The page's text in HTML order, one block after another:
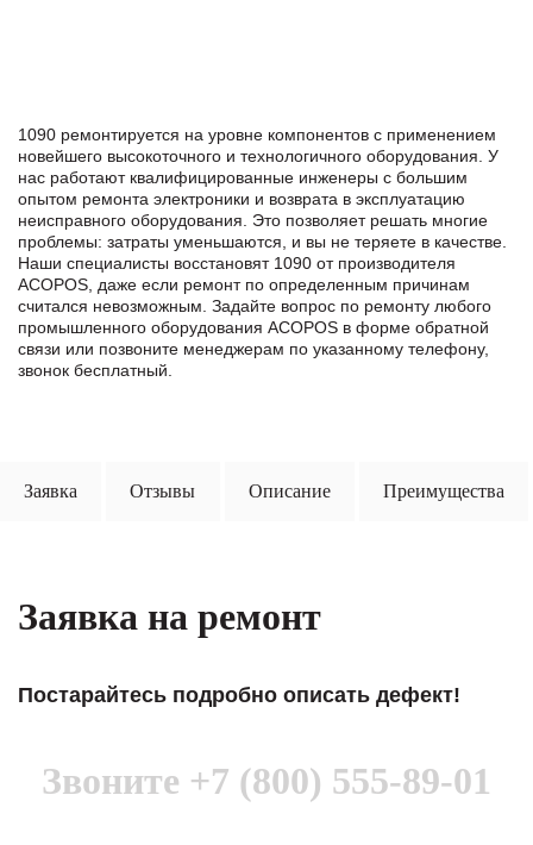
1090 ремонтируется на уровне компонентов с применением
новейшего высокоточного и технологичного оборудования. У
нас работают квалифицированные инженеры с большим
опытом ремонта электроники и возврата в эксплуатацию
неисправного оборудования. Это позволяет решать многие
проблемы: затраты уменьшаются, и вы не теряете в качестве.
Наши специалисты восстановят 1090 от производителя
ACOPOS, даже если ремонт по определенным причинам
считался невозможным. Задайте вопрос по ремонту любого
промышленного оборудования ACOPOS в формe обратной
связи или позвоните менеджерам по указанному телефону,
звонок бесплатный.
Заявка Отзывы Описание Преимущества
Заявка на ремонт
Постарайтесь подробно описать дефект!
Звоните +7 (800) 555-89-01